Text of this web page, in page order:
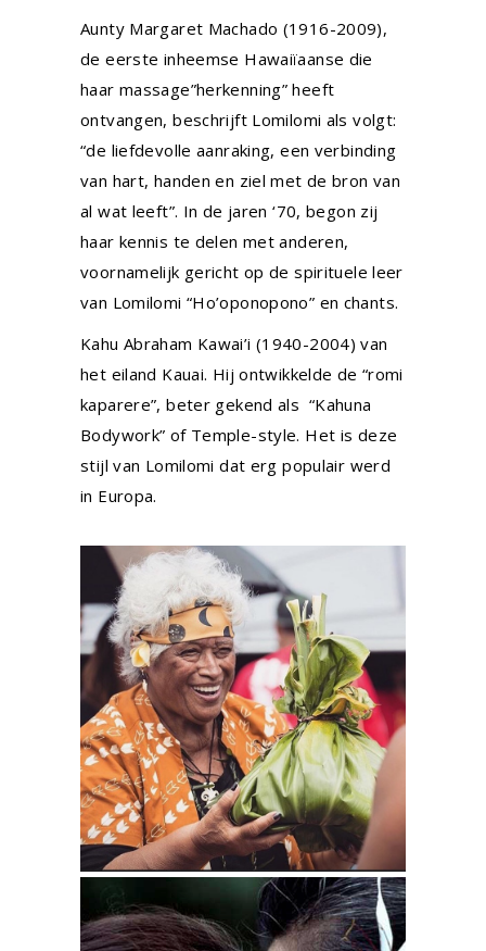
Aunty Margaret Machado (1916-2009),
de eerste inheemse Hawaiïaanse die
haar massage”herkenning” heeft
ontvangen, beschrijft Lomilomi als volgt:
“de liefdevolle aanraking, een verbinding
van hart, handen en ziel met de bron van
al wat leeft”. In de jaren ‘70, begon zij
haar kennis te delen met anderen,
voornamelijk gericht op de spirituele leer
van Lomilomi “Ho’oponopono” en chants.
Kahu Abraham Kawai’i (1940-2004) van
het eiland Kauai. Hij ontwikkelde de “romi
kaparere”, beter gekend als “Kahuna
Bodywork” of Temple-style. Het is deze
stijl van Lomilomi dat erg populair werd
in Europa.